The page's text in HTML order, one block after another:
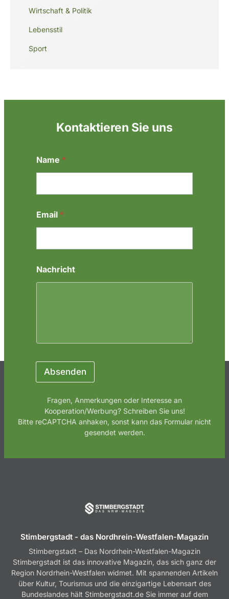
Wirtschaft & Politik
Lebensstil
Sport
Kontaktieren Sie uns
Name *
a
m
a
i
l
i
h
Email *
Nachricht
Absenden
Fragen, Anmerkungen oder Interesse an
Kooperation/Werbung? Schreiben Sie uns!
Bitte reCAPTCHA anhaken, sonst kann das Formular nicht
gesendet werden.
Stimbergstadt - das Nordhrein-Westfalen-Magazin
Stimbergstadt – Das Nordrhein-Westfalen-Magazin
Stimbergstadt ist das innovative Magazin, das sich ganz der
Region Nordrhein-Westfalen widmet. Mit spannenden Artikeln
über Kultur, Tourismus und die einzigartige Lebensart des
Bundeslandes hält Stimbergstadt.de Sie immer auf dem